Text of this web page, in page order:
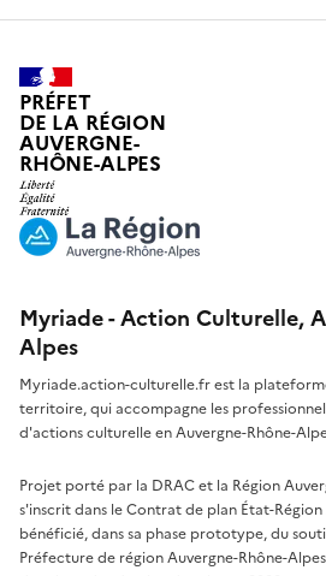
PRÉFET
DE LA RÉGION
AUVERGNE-
RHÔNE-ALPES
Myriade - Action Culturelle,
Alpes
Myriade.action-culturelle.fr est la
territoire, qui accompagne les
d'actions culturelle en Auvergne-Rhône-
Projet porté par la DRAC et la Région
s'inscrit dans le Contrat de plan État-Région
bénéficié, dans sa phase prototype, du
Préfecture de région Auvergne-Rhône-